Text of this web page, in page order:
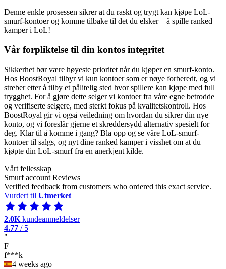
Denne enkle prosessen sikrer at du raskt og trygt kan kjøpe LoL-
smurf-kontoer og komme tilbake til det du elsker – å spille ranked
kamper i LoL!
Vår forpliktelse til din kontos integritet
Sikkerhet bør være høyeste prioritet når du kjøper en smurf-konto.
Hos BoostRoyal tilbyr vi kun kontoer som er nøye forberedt, og vi
streber etter å tilby et pålitelig sted hvor spillere kan kjøpe med full
trygghet. For å gjøre dette selger vi kontoer fra våre egne betrodde
og verifiserte selgere, med sterkt fokus på kvalitetskontroll. Hos
BoostRoyal gir vi også veiledning om hvordan du sikrer din nye
konto, og vi foreslår gjerne et skreddersydd alternativ spesielt for
deg. Klar til å komme i gang? Bla opp og se våre LoL-smurf-
kontoer til salgs, og nyt dine ranked kamper i visshet om at du
kjøpte din LoL-smurf fra en anerkjent kilde.
Vårt fellesskap
Smurf account Reviews
Verified feedback from customers who ordered this exact service.
Vurdert til Utmerket
2.0K kundeanmeldelser
4.77 / 5
"
F
f***k
4 weeks ago